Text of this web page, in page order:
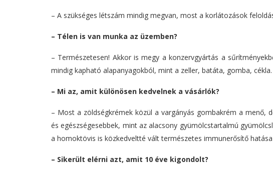
– A szükséges létszám mindig megvan, most a korlátozások
– Télen is van munka az üzemben?
– Természetesen! Akkor is megy a konzervgyártás a
mindig kapható alapanyagokból, mint a zeller, batáta, gomba, cékla.
– Mi az, amit különösen kedvelnek a vásárlók?
– Most a zöldségkrémek közül a vargányás gombakrém a menő,
és egészségesebbek, mint az alacsony gyümölcstartalmú
a homoktövis is közkedveltté vált természetes immunerősítő
– Sikerült elérni azt, amit 10 éve kigondolt?